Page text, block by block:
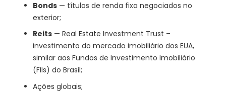
Bonds — títulos de renda fixa negociados no
exterior;
Reits — Real Estate Investment Trust –
investimento do mercado imobiliário dos EUA,
similar aos Fundos de Investimento Imobiliário
(FIIs) do Brasil;
Ações globais;